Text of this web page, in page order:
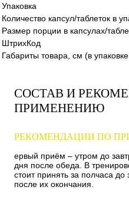
Упаковка
Количество капсул/таблеток в
Размер порции в капсулах/
ШтрихКод
Габариты товара, см (в
СОСТАВ И
ПРИМЕНЕНИЮ
РЕКОМЕНДАЦИИ ПО
ервый приём – утром до
дня после обеда. В
стоит принять за полчаса
после их окончания.